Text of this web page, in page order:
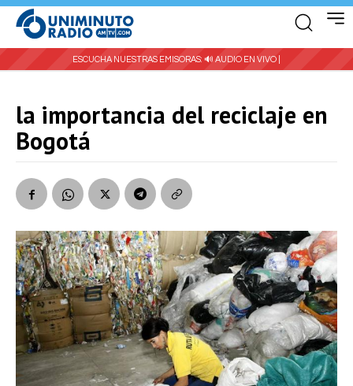
ESCUCHA NUESTRAS EMISORAS: 🔊 AUDIO EN VIVO |
la importancia del reciclaje en
Bogotá